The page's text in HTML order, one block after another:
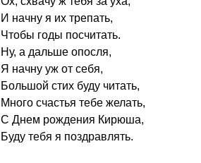
И начну я их трепать,
Чтобы годы посчитать.
Ну, а дальше опосля,
Я начну уж от себя,
Большой стих буду читать,
Много счастья тебе желать,
С Днем рождения Кирюша,
Буду тебя я поздравлять.